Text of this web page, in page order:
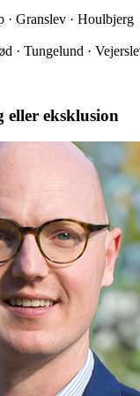
· Granslev · Houlbjerg
· Tungelund ·
eksklusion